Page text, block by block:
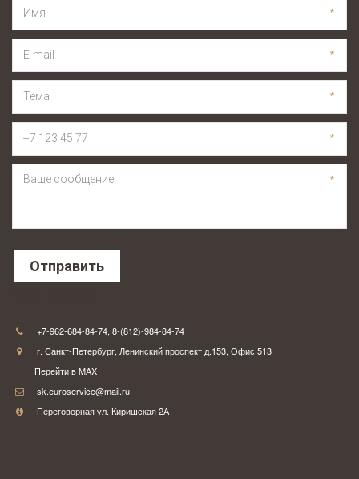
*
*
*
*
*
Отправить
+7-962-684-84-74, 8-(812)-984-84-74
г. Санкт-Петербург, Ленинский проспект д.153, Офис 513
Перейти в MAX
sk.euroservice@mail.ru
Переговорная ул. Киришская 2А